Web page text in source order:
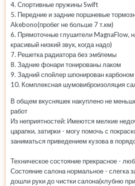
4. Спортивные пружины Swift
5. Передние и задние поршневые
Akebono(пробег не больше 7 т.км)
6. Прямоточные глушители MagnaFlow,
красивый низкий звук, когда надо)
7. Решетка радиатора без эмблемы
8. Задние фонари тонированы лаком
9. Задний спойлер шпонирован карбоном
10. Комплексная шумовиброизоляция
В общем вкусняшек накуплено не
работ
Из неприятностей: Имеются мелкие
царапки, затирки - могу помочь с
заниматься приведением кузова в
Техническое состояние прекрасное -
Состояние салона нормальное - слегка
дошли руки до чистки салона(клубню